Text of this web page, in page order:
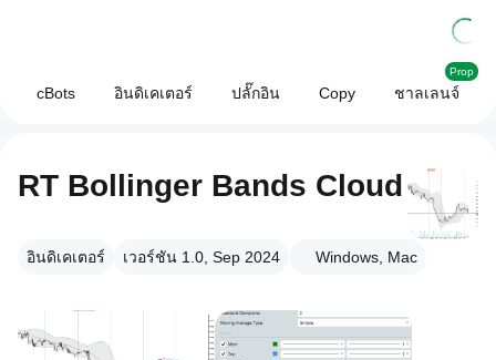
cBots อินดิเคเตอร์ ปลั๊กอิน Copy ชาลเลนจ์
Prop
RT Bollinger Bands Cloud
อินดิเคเตอร์ เวอร์ชัน 1.0, Sep 2024 Windows, Mac